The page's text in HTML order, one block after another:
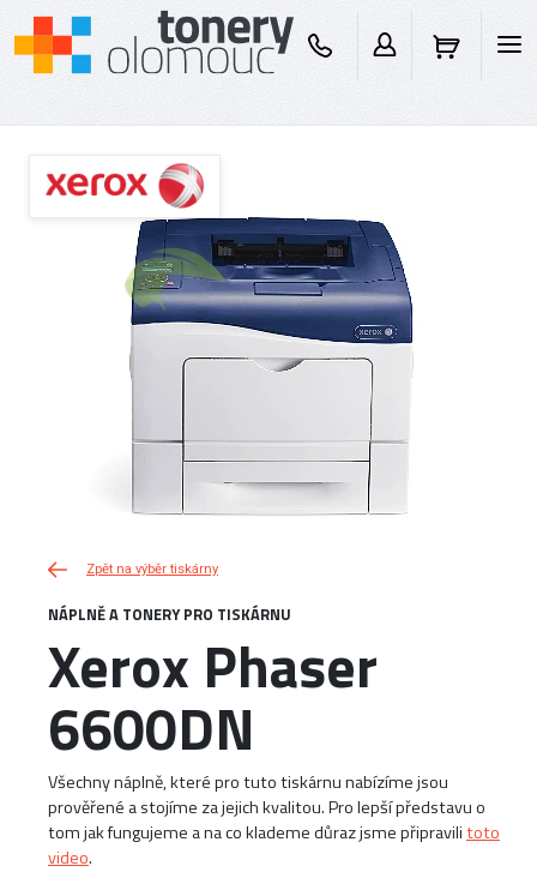
Zpět na výběr tiskárny
NÁPLNĚ A TONERY PRO TISKÁRNU
Xerox Phaser
6600DN
Všechny náplně, které pro tuto tiskárnu nabízíme jsou
prověřené a stojíme za jejich kvalitou. Pro lepší představu o
tom jak fungujeme a na co klademe důraz jsme připravilitoto
video.